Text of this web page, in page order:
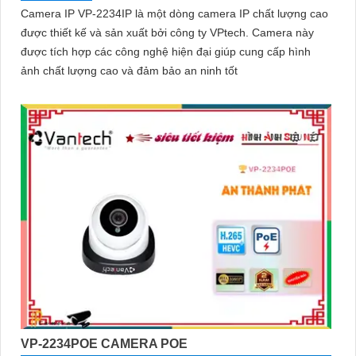
Camera IP VP-2234IP là một dòng camera IP chất lượng cao
được thiết kế và sản xuất bởi công ty VPtech. Camera này
được tích hợp các công nghệ hiện đại giúp cung cấp hình
ảnh chất lượng cao và đảm bảo an ninh tốt
VP-2234POE CAMERA POE